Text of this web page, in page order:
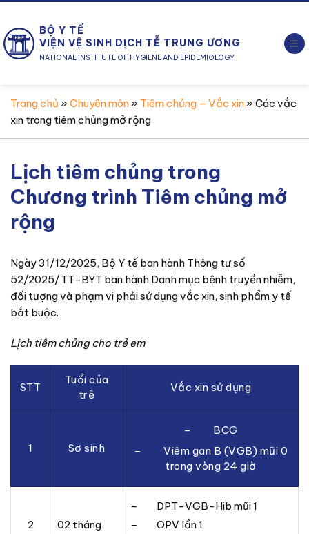
nội
dung
BỘ Y TẾ
VIỆN VỆ SINH DỊCH TỄ TRUNG ƯƠNG
NATIONAL INSTITUTE OF HYGIENE AND EPIDEMIOLOGY
Trang chủ » Chuyên môn » Tiêm chủng – Vắc xin » Các vắc
xin trong tiêm chủng mở rộng
Lịch tiêm chủng trong
Chương trình Tiêm chủng mở
rộng
Ngày 31/12/2025, Bộ Y tế ban hành Thông tư số
52/2025/TT-BYT ban hành Danh mục bệnh truyền nhiễm,
đối tượng và phạm vi phải sử dụng vắc xin, sinh phẩm y tế
bắt buộc.
Lịch tiêm chủng cho trẻ em
STT
Tuổi của
trẻ
Vắc xin sử dụng
1 Sơ sinh
– BCG
– Viêm gan B (VGB) mũi 0
trong vòng 24 giờ
2 02 tháng
– DPT-VGB-Hib mũi 1
– OPV lần 1